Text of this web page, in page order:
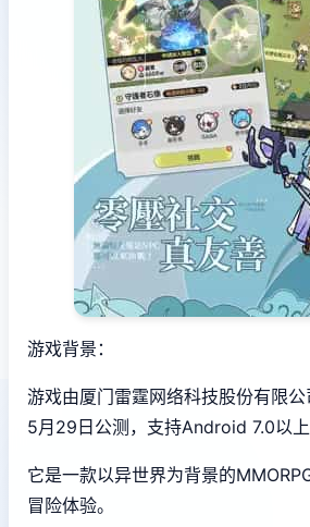
游戏背景：
游戏由厦门雷霆网络科技股份有限
5月29日公测，支持Android 7.0以上
它是一款以异世界为背景的
冒险体验。